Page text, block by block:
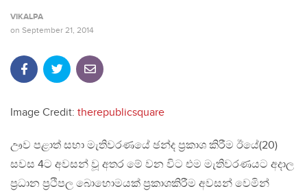
VIKALPA
on September 21, 2014
Image Credit: therepublicsquare
ඌව පළාත් සභා මැතිවරණයේ ඡන්ද ප්‍රකාශ කිරීම ඊයේ(20)
සවස 4ට අවසන් වූ අතර මේ වන විට එම මැතිවරණයට අදාල
ප්‍රධාන ප්‍රථිපල බොහොමයක් ප්‍රකාශකිරීම අවසන් වෙමින්